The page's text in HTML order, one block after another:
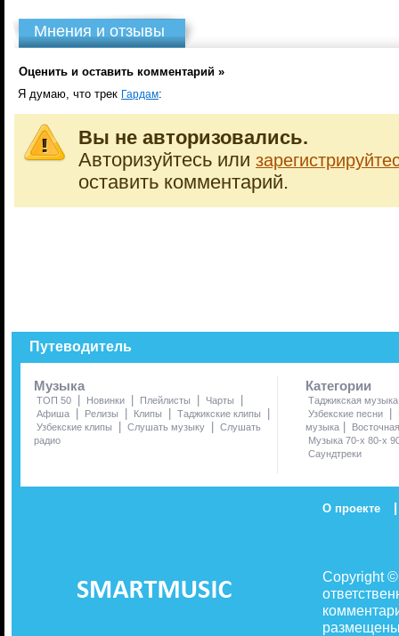
Мнения и отзывы
Оценить и оставить комментарий »
Я думаю, что трек Гардам:
Вы не авторизовались.
Авторизуйтесь или
оставить комментарий.
Путеводитель
Музыка
ТОП 50 | Новинки | Плейлисты | Чарты |
Афиша | Релизы | Клипы | Таджикские клипы |
Узбекские клипы | Слушать музыку | Слушать
радио
Категории
Таджикская музыка
Узбекские песни
|
музыка |
Музыка 70-х 80-х
Саундтреки
О проекте |
Copyright
размещены